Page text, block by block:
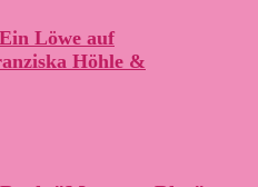
Löwe auf
Höhle &